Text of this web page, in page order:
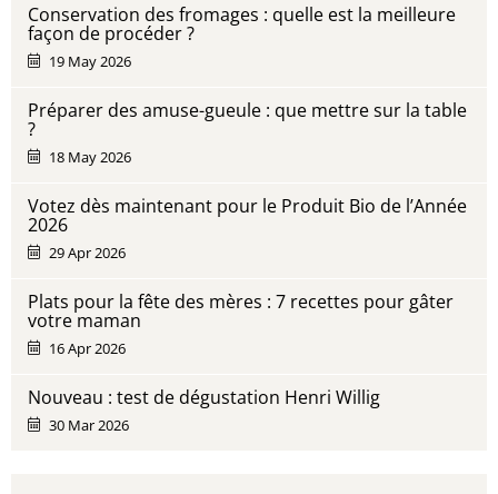
Conservation des fromages : quelle est la meilleure
façon de procéder ?
19 May 2026
Préparer des amuse-gueule : que mettre sur la table
?
18 May 2026
Votez dès maintenant pour le Produit Bio de l’Année
2026
29 Apr 2026
Plats pour la fête des mères : 7 recettes pour gâter
votre maman
16 Apr 2026
Nouveau : test de dégustation Henri Willig
30 Mar 2026